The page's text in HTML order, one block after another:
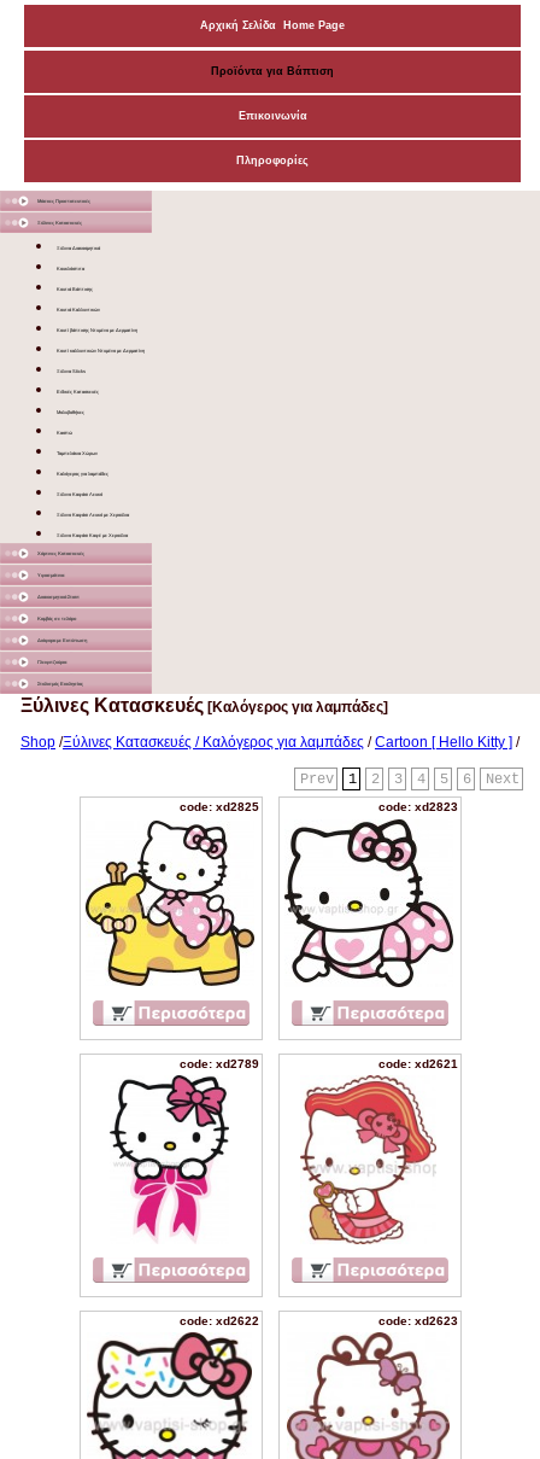
Αρχική Σελίδα Home Page
Προϊόντα για Βάπτιση
Επικοινωνία
Πληροφορίες
Μάσκες Προστατευτικές
Ξύλινες Κατασκευές
Ξύλινα Διακοσμητικά
Κουκλόσπιτα
Κουτιά Βάπτισης
Κουτιά Καλλυντικών
Κουτί βάπτισης Ντυμένο με Δερματίνη
Κουτί καλλυντικών Ντυμένο με Δερματίνη
Ξύλινα Sticks
Ειδικές Κατασκευές
Μολυβοθήκες
Κασπώ
Ταμπελάκια Χώρων
Καλόγερος για λαμπάδες
Ξύλινο Καφάσι Λευκό
Ξύλινο Καφάσι Λευκό με Χερούλια
Ξύλινο Καφάσι Καφέ με Χερούλια
Χάρτινες Κατασκευές
Υφασμάτινα
Διακοσμητικά Σταντ
Καμβάς σε τελάρο
Διάφορα με Εκτύπωση
Γλειφιτζούρια
Στολισμός Εκκλησίας
Ξύλινες Κατασκευές [Καλόγερος για λαμπάδες]
Shop /Ξύλινες Κατασκευές / Καλόγερος για λαμπάδες /Cartoon [ Hello Kitty ] /
Next
6
5
4
3
2
1
Prev
code: xd2825 code: xd2823
code: xd2789 code: xd2621
code: xd2622 code: xd2623